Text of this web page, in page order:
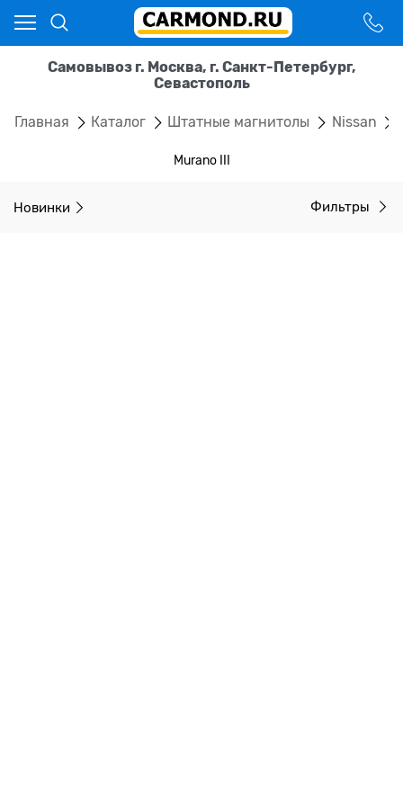
Самовывоз г. Москва, г. Санкт-Петербург,
Севастополь
Главная Каталог Штатные магнитолы Nissan
Murano III
Новинки Фильтры